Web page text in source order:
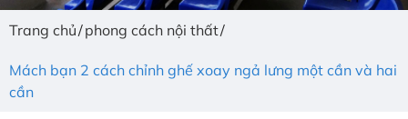
Trang chủ phong cách nội thất
Mách bạn 2 cách chỉnh ghế xoay ngả lưng một cần và hai
cần